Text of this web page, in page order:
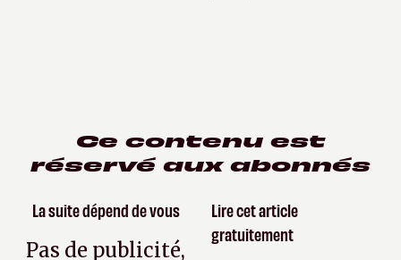
Ce contenu est
réservé aux abonnés
La suite dépend de vous
Pas de publicité,
Lire cet article
gratuitement